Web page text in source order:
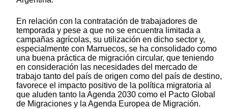
En relación con la contratación de trabajadores de
temporada y pese a que no se encuentra limitada a
campañas agrícolas, su utilización en dicho sector y,
especialmente con Marruecos, se ha consolidado como
una buena práctica de migración circular, que teniendo
en consideración las necesidades del mercado de
trabajo tanto del país de origen como del país de destino,
favorece el impacto positivo de la política migratoria al
que aluden tanto la Agenda 2030 como el Pacto Global
de Migraciones y la Agenda Europea de Migración.